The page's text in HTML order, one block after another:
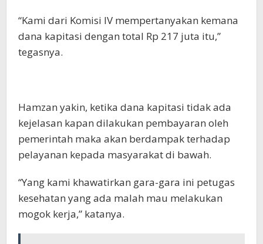
“Kami dari Komisi IV mempertanyakan kemana
dana kapitasi dengan total Rp 217 juta itu,”
tegasnya.
Hamzan yakin, ketika dana kapitasi tidak ada
kejelasan kapan dilakukan pembayaran oleh
pemerintah maka akan berdampak terhadap
pelayanan kepada masyarakat di bawah.
“Yang kami khawatirkan gara-gara ini petugas
kesehatan yang ada malah mau melakukan
mogok kerja,” katanya.